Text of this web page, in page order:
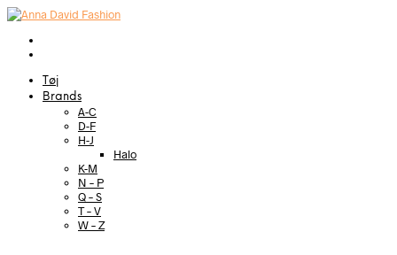
Tøj
Brands
A-C
D-F
H-J
Halo
K-M
N – P
Q – S
T – V
W – Z